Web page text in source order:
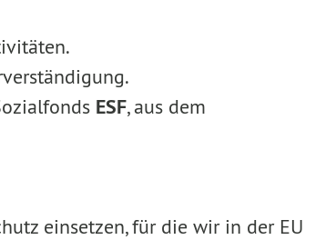
ESF, aus dem
einsetzen, für die wir in der EU